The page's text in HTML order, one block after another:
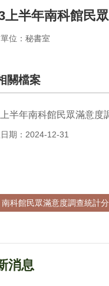
上半年南科館民
位：秘書室
關檔案
半年南科館民眾滿意度
日期：2024-12-31
南科館民眾滿意度調查統計
消息